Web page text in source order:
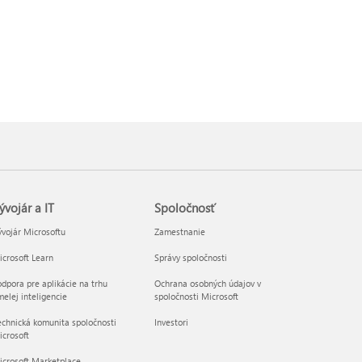
a IT
Microsoftu
Learn
pre aplikácie na trhu
inteligencie
komunita spoločnosti
Spoločnosť
Zamestnanie
Správy spoločnosti
Ochrana osobných údajov v
spoločnosti Microsoft
Investori